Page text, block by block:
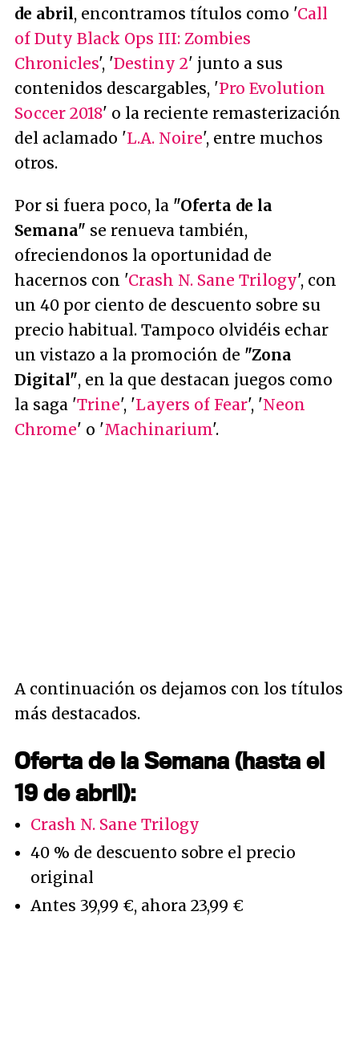
de abril, encontramos títulos como 'Call
of Duty Black Ops III: Zombies
Chronicles', 'Destiny 2' junto a sus
contenidos descargables, 'Pro Evolution
Soccer 2018' o la reciente remasterización
del aclamado 'L.A. Noire', entre muchos
otros.
Por si fuera poco, la "Oferta de la
Semana" se renueva también,
ofreciendonos la oportunidad de
hacernos con 'Crash N. Sane Trilogy', con
un 40 por ciento de descuento sobre su
precio habitual. Tampoco olvidéis echar
un vistazo a la promoción de "Zona
Digital", en la que destacan juegos como
la saga 'Trine', 'Layers of Fear', 'Neon
Chrome' o 'Machinarium'.
A continuación os dejamos con los títulos
más destacados.
Oferta de la Semana (hasta el
19 de abril):
Crash N. Sane Trilogy
40 % de descuento sobre el precio
original
Antes 39,99 €, ahora 23,99 €